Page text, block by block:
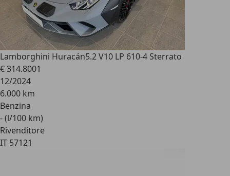
Lamborghini Huracán5.2 V10 LP 610-4 Sterrato
€ 314.8001
12/2024
6.000 km
Benzina
- (l/100 km)
Rivenditore
IT 57121